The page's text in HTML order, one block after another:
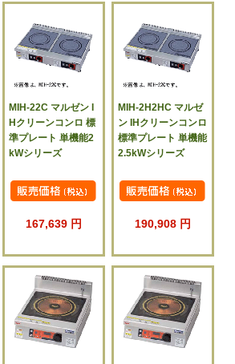
MIH-22C マルゼン I
Hクリーンコンロ 標
準プレート 単機能2
kWシリーズ
167,639 円
MIH-2H2HC マルゼ
ン IHクリーンコンロ
標準プレート 単機能
2.5kWシリーズ
190,908 円